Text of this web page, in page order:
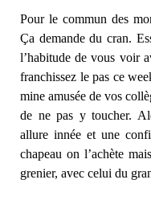
Pour le commun des
Ça demande du cran.
l’habitude de vous voir
franchissez le pas ce
mine amusée de vos
de ne pas y toucher.
allure innée et une
chapeau on l’achète
grenier, avec celui du